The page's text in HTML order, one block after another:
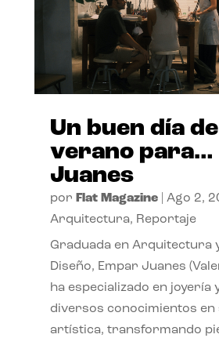
Un buen día de
verano para…
Juanes
por Flat Magazine| Ago 2,
Arquitectura, Reportaje
Graduada en Arquitectura
Diseño, Empar Juanes
ha especializado en joyería
diversos conocimientos en
artística, transformando